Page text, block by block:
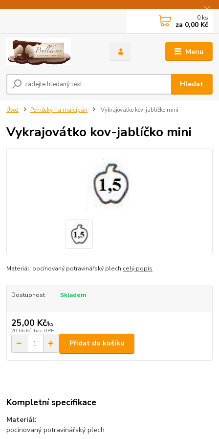
Menu
Hledat
0 ks
za 0,00 Kč
Úvod Pomůcky na marcipán Vykrajovátko kov-jablíčko mini
Vykrajovátko kov-jablíčko mini
Materiál: pocínovaný potravinářský plech celý popis
Dostupnost Skladem
25,00 Kč/ks
20,66 Kč bez DPH
Přidat do košíku
Kompletní specifikace
Materiál:
pocínovaný potravinářský plech